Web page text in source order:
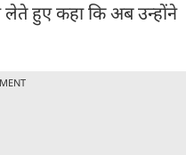
हुए कहा कि अब उन्होंने